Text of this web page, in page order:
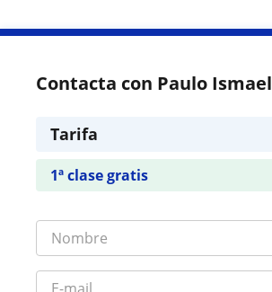
Contacta con Paulo Ismael
Tarifa
1ª clase gratis